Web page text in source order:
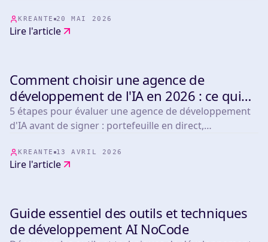
besoin (4 cas critiques vs 5 cas overkill) avec
comparatif Anthropic, OpenAI/Azure, Mistral,
KREANTE 20 MAI 2026
Lire l'article
Comment choisir une agence de
développement de l'IA en 2026 : ce qui
compte vraiment
5 étapes pour évaluer une agence de développement
d'IA avant de signer : portefeuille en direct,
conditions post-lancement et benchmarks de prix
pour plus de 265 projets.
KREANTE 13 AVRIL 2026
Lire l'article
Guide essentiel des outils et techniques
de développement AI NoCode